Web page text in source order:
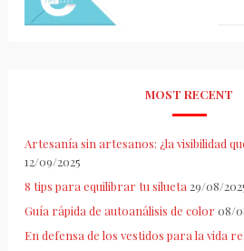
MOST RECENT
Artesanía sin artesanos: ¿la visibilidad
12/09/2025
8 tips para equilibrar tu silueta 29/08/
Guía rápida de autoanálisis de color 08/
En defensa de los vestidos para la vida